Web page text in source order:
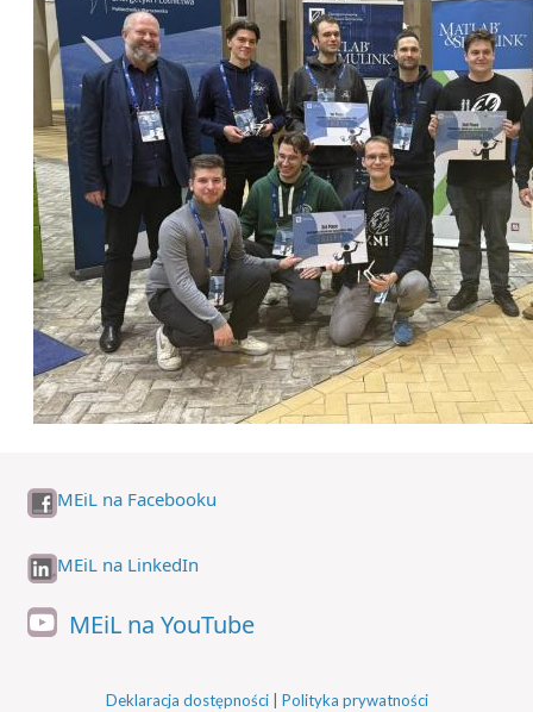
MEiL na Facebooku
MEiL na LinkedIn
MEiL na YouTube
Deklaracja dostępności| Polityka prywatności